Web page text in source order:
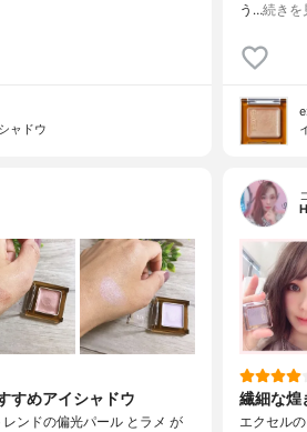
ャドウ
う…続きを
すめアイシャドウ
ンドの偏光パール とラメ が
繊細な
エクセル